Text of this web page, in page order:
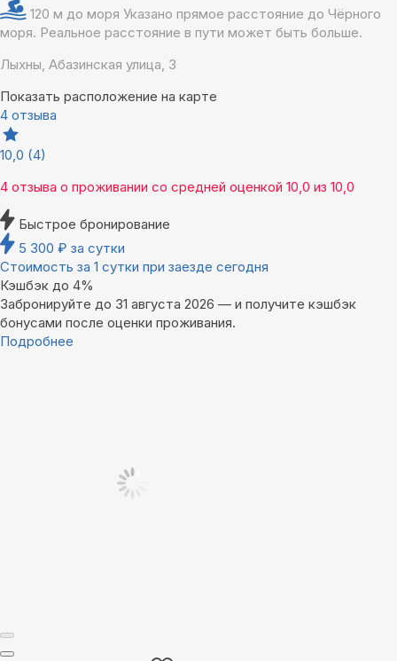
120 м до моря Указано прямое расстояние до Чёрного
моря. Реальное расстояние в пути может быть больше.
Лыхны, Абазинская улица, 3
Показать расположение на карте
4 отзыва
10,0 (4)
4 отзыва о проживании со средней оценкой 10,0 из 10,0
Быстрое бронирование
5 300 ₽ за сутки
Стоимость за 1 сутки при заезде сегодня
Кэшбэк до 4%
Забронируйте до 31 августа 2026 — и получите кэшбэк
бонусами после оценки проживания.
Подробнее